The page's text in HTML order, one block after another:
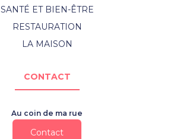
SANTÉ ET BIEN-ÊTRE
RESTAURATION
LA MAISON
CONTACT
Au coin de ma rue
Contact